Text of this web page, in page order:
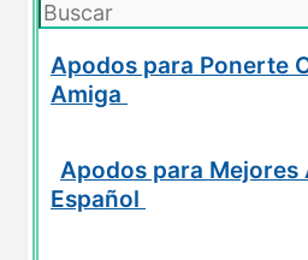
Apodos para Ponerte
Amiga
Apodos para Mejores
Español